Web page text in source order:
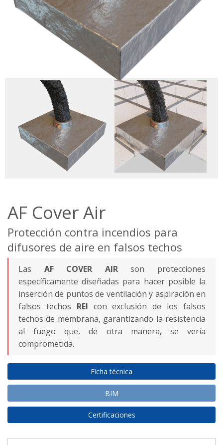
AF Cover Air
Protección contra incendios para
difusores de aire en falsos techos
Las AF COVER AIRson protecciones
específicamente diseñadas para hacer posible la
inserción de puntos de ventilación y aspiración en
falsos techos REI con exclusión de los falsos
techos de membrana, garantizando la resistencia
al fuego que, de otra manera, se vería
comprometida.
Ficha técnica
BIM
Certificaciones